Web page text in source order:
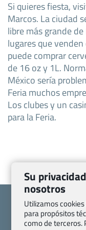
Si quieres fiesta,
Marcos. La ciudad
libre más grande
lugares que
puede comprar
de 16 oz y 1L.
México sería
Feria muchos
Los clubes y un
para la Feria.
Su
nosotros
Utilizamos
para propósitos
como de terceros.